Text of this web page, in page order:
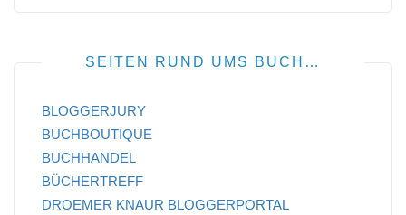
SEITEN RUND UMS BUCH…
BLOGGERJURY
BUCHBOUTIQUE
BUCHHANDEL
BÜCHERTREFF
DROEMER KNAUR BLOGGERPORTAL